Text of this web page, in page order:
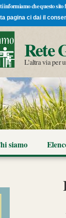
informiamo che questo sito
pagina ci dai il
Rete
L'altra via per
siamo